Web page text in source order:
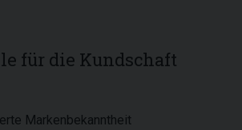
für die Kundschaft
Markenbekanntheit